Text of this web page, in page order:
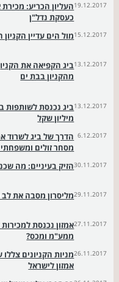
19.12.2017העליון הכריע:
כעסקת נדל"ן
15.12.2017מול הים עדיין
13.12.2017
מהקניון בבת ים
13.12.2017
מיליון שקל
6.12.2017 הדרך של ביג לשרוד
מסחר זולים
30.11.2017הזיק בעיניים: מה
29.11.2017מליסרון מסבה את לב
27.11.2017אמזון נכנסת
ממע"מ ומכס?
26.11.2017מניות הקניונים
אמזון לישראל